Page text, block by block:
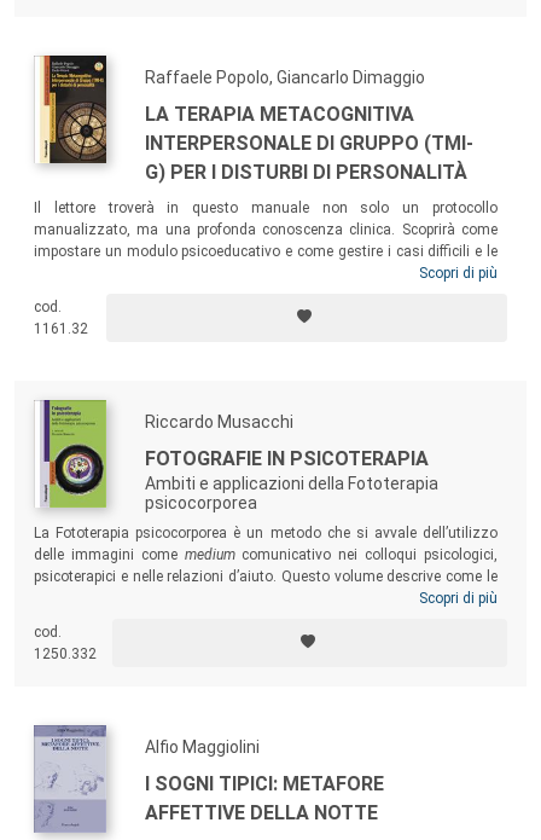
Raffaele Popolo, Giancarlo Dimaggio
LA TERAPIA METACOGNITIVA
INTERPERSONALE DI GRUPPO (TMI-
G) PER I DISTURBI DI PERSONALITÀ
Il lettore troverà in questo manuale non solo un protocollo
manualizzato, ma una profonda conoscenza clinica. Scoprirà come
impostare un modulo psicoeducativo e come gestire i casi difficili e le
situazioni critiche. Apprenderà i modi per gestire i gruppi e per entrare in
giochi di ruolo terapeutici, per permettere ai pazienti di accedere a
modalità alternative di lettura degli eventi relazionali e a
Scopri di più
cod.
1161.32
Riccardo Musacchi
FOTOGRAFIE IN PSICOTERAPIA
Ambiti e applicazioni della Fototerapia
psicocorporea
La Fototerapia psicocorporea è un metodo che si avvale dell’utilizzo
delle immagini come mediumcomunicativo nei colloqui psicologici,
psicoterapici e nelle relazioni d’aiuto. Questo volume descrive come le
esperienze realizzate con questa metodologia siano attivatrici di
quanto la Fototerapia psicocorporea sia uno strumento versatile e
applicabile in differenti ambiti e approcci della psicoterapia. Ricco di
umane.
Scopri di più
cod.
1250.332
Alfio Maggiolini
I SOGNI TIPICI: METAFORE
AFFETTIVE DELLA NOTTE